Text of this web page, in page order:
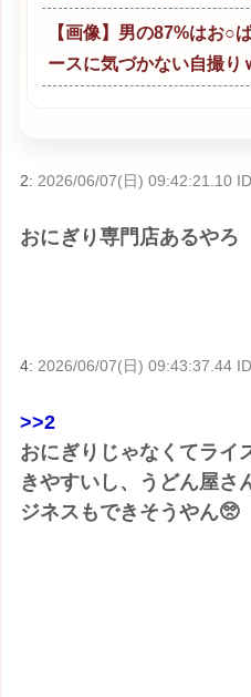
【画像】男の87%はお○
ースに気づかない自撮り
2: 2026/06/07(日) 09:42:21.10
おにぎり専門店あるやろ
4: 2026/06/07(日) 09:43:37.44
>>2
おにぎりじゃなくてライ
きやすいし、うどん屋さ
ジネスもできそうやん🥺